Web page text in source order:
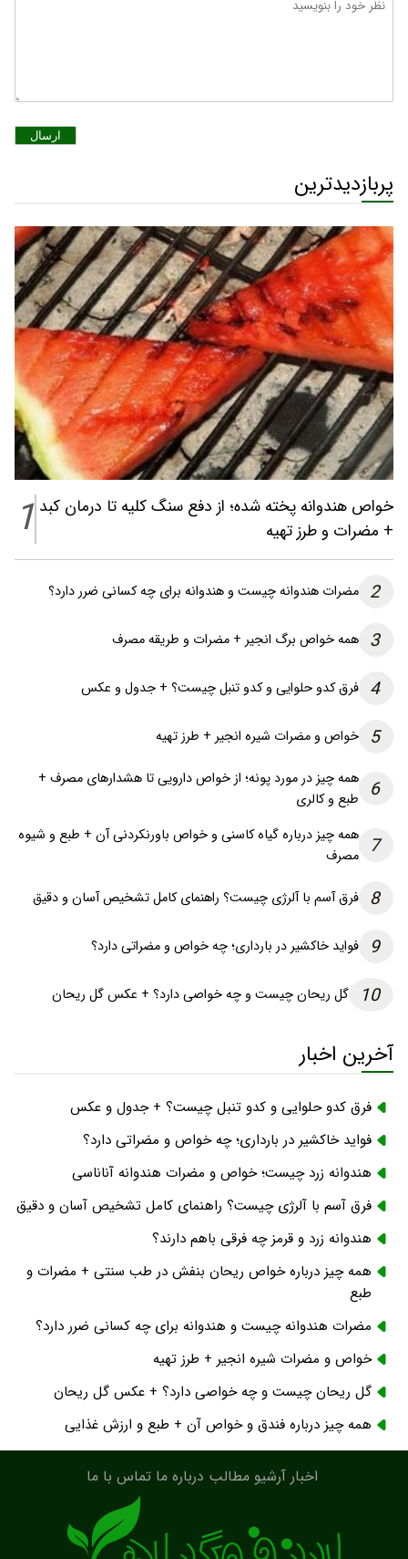
ارسال
پربازدیدترین
خواص هندوانه پخته شده؛ از دفع سنگ کلیه تا درمان کبد
+ مضرات و طرز تهیه
1
2 مضرات هندوانه چیست و هندوانه برای چه کسانی ضرر دارد؟
3 همه خواص برگ انجیر + مضرات و طریقه مصرف
4 فرق کدو حلوایی و کدو تنبل چیست؟ + جدول و عکس
5 خواص و مضرات شیره انجیر + طرز تهیه
6
همه چیز در مورد پونه؛ از خواص دارویی تا هشدارهای مصرف +
طبع و کالری
7
همه چیز درباره گیاه کاسنی و خواص باورنکردنی آن + طبع و شیوه
مصرف
8 فرق آسم با آلرژی چیست؟ راهنمای کامل تشخیص آسان و دقیق
9 فواید خاکشیر در بارداری؛ چه خواص و مضراتی دارد؟
10 گل ریحان چیست و چه خواصی دارد؟ + عکس گل ریحان
آخرین اخبار
فرق کدو حلوایی و کدو تنبل چیست؟ + جدول و عکس
فواید خاکشیر در بارداری؛ چه خواص و مضراتی دارد؟
هندوانه زرد چیست؛ خواص و مضرات هندوانه آناناسی
فرق آسم با آلرژی چیست؟ راهنمای کامل تشخیص آسان و دقیق
هندوانه زرد و قرمز چه فرقی باهم دارند؟
همه چیز درباره خواص ریحان بنفش در طب سنتی + مضرات و
طبع
مضرات هندوانه چیست و هندوانه برای چه کسانی ضرر دارد؟
خواص و مضرات شیره انجیر + طرز تهیه
گل ریحان چیست و چه خواصی دارد؟ + عکس گل ریحان
همه چیز درباره فندق و خواص آن + طبع و ارزش غذایی
اخبار آرشیو مطالب درباره ما تماس با ما